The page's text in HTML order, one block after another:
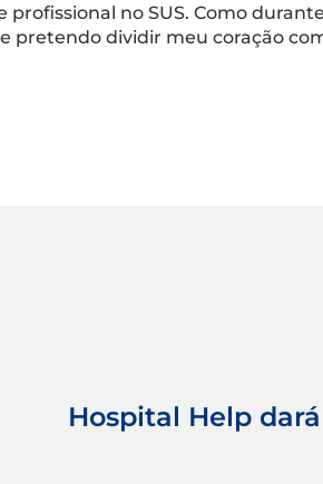
no SUS. Como
pretendo dividir meu coração
Hospital Help